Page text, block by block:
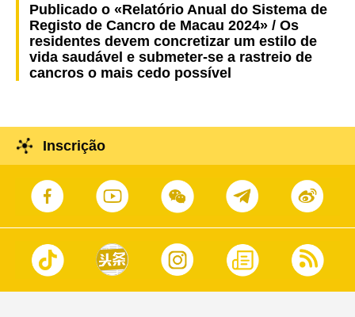
Publicado o «Relatório Anual do Sistema de
Registo de Cancro de Macau 2024» / Os
residentes devem concretizar um estilo de
vida saudável e submeter-se a rastreio de
cancros o mais cedo possível
Inscrição